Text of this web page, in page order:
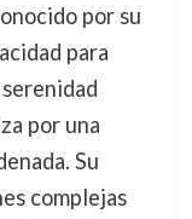
por su
para
por una
Su
complejas